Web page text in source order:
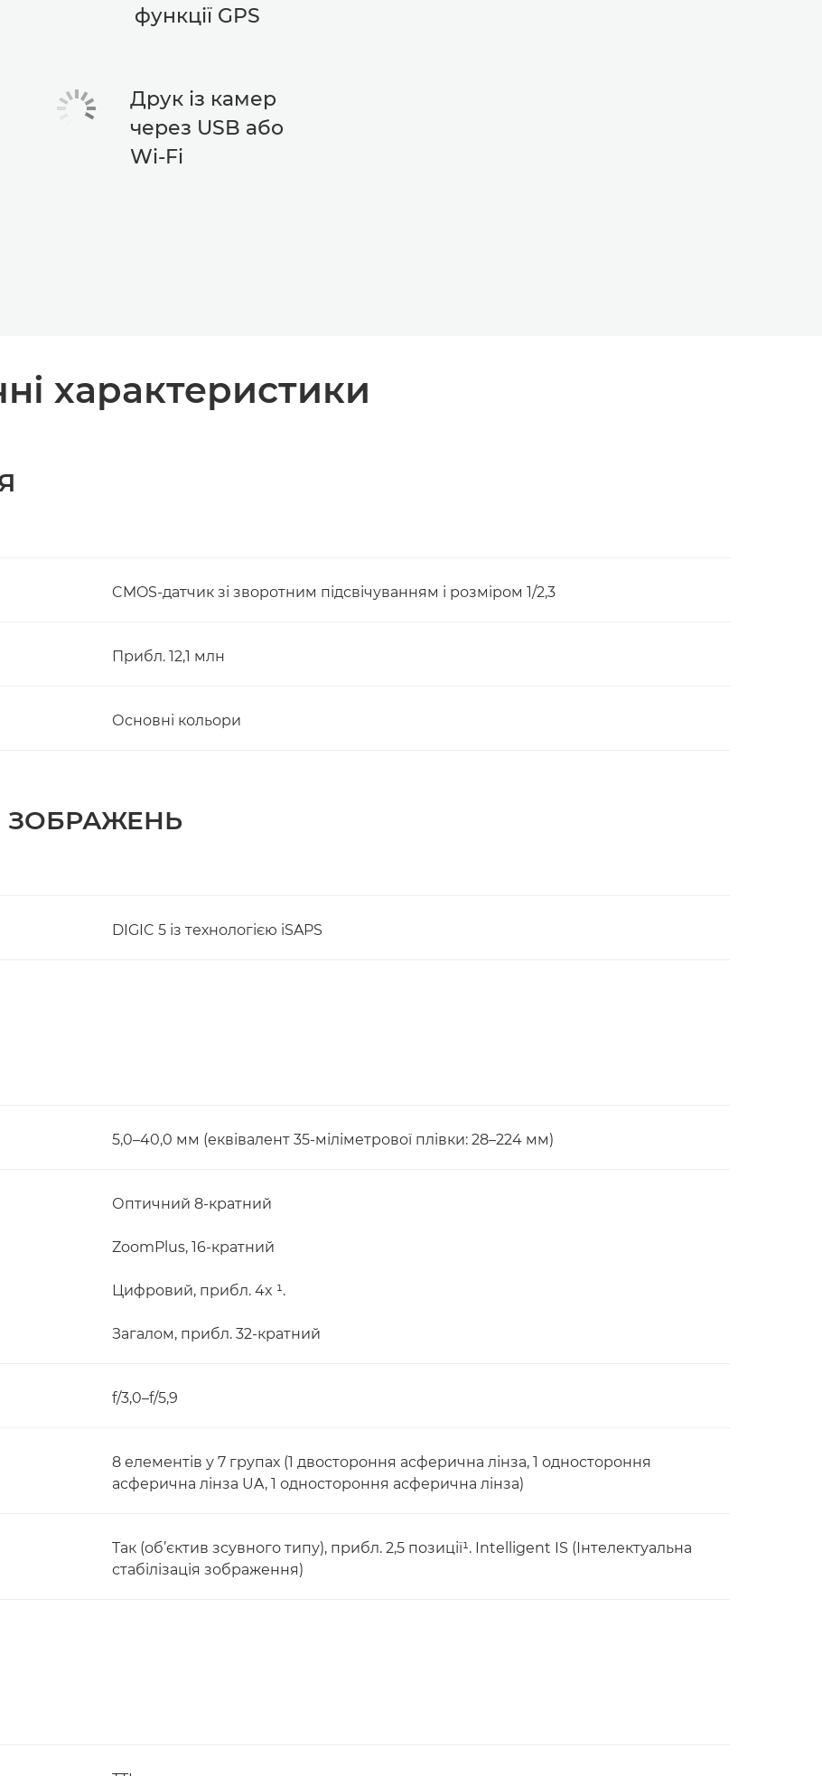
функції GPS
Друк із камер
через USB або
Wi-Fi
характеристики
CMOS-датчик зі зворотним підсвічуванням і розміром 1/2,3
Прибл. 12,1 млн
Основні кольори
DIGIC 5 із технологією iSAPS
5,0–40,0 мм (еквівалент 35-міліметрової плівки: 28–224 мм)
Оптичний 8-кратний
ZoomPlus, 16-кратний
Цифровий, прибл. 4x ¹.
Загалом, прибл. 32-кратний
f/3,0–f/5,9
8 елементів у 7 групах (1 двостороння асферична лінза, 1 одностороння
асферична лінза UA, 1 одностороння асферична лінза)
Так (об’єктив зсувного типу), прибл. 2,5 позиції¹. Intelligent IS (Інтелектуальна
стабілізація зображення)